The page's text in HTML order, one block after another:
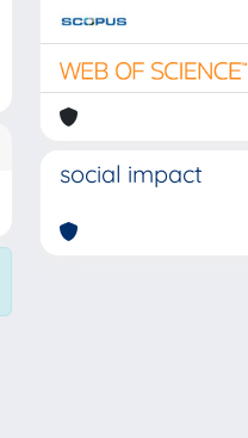
social impact